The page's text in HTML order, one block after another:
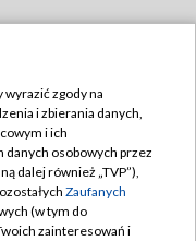
zgody na
i zbierania danych,
i ich
danych osobowych przez
dalej również „TVP”),
Zaufanych
(w tym do
zainteresowań i